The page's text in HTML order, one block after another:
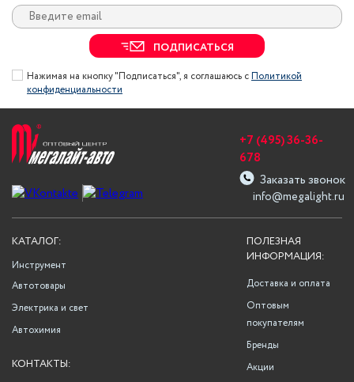
ПОДПИСАТЬСЯ
Нажимая на кнопку "Подписаться", я соглашаюсь сПолитикой
конфиденциальности
info@megalight.ru
+7 (495) 36-36-
678
Заказать звонок
ПОЛЕЗНАЯ
ИНФОРМАЦИЯ:
Доставка и оплата
Оптовым
покупателям
Бренды
Акции
КАТАЛОГ:
Инструмент
Автотовары
Электрика и свет
Автохимия
КОНТАКТЫ: